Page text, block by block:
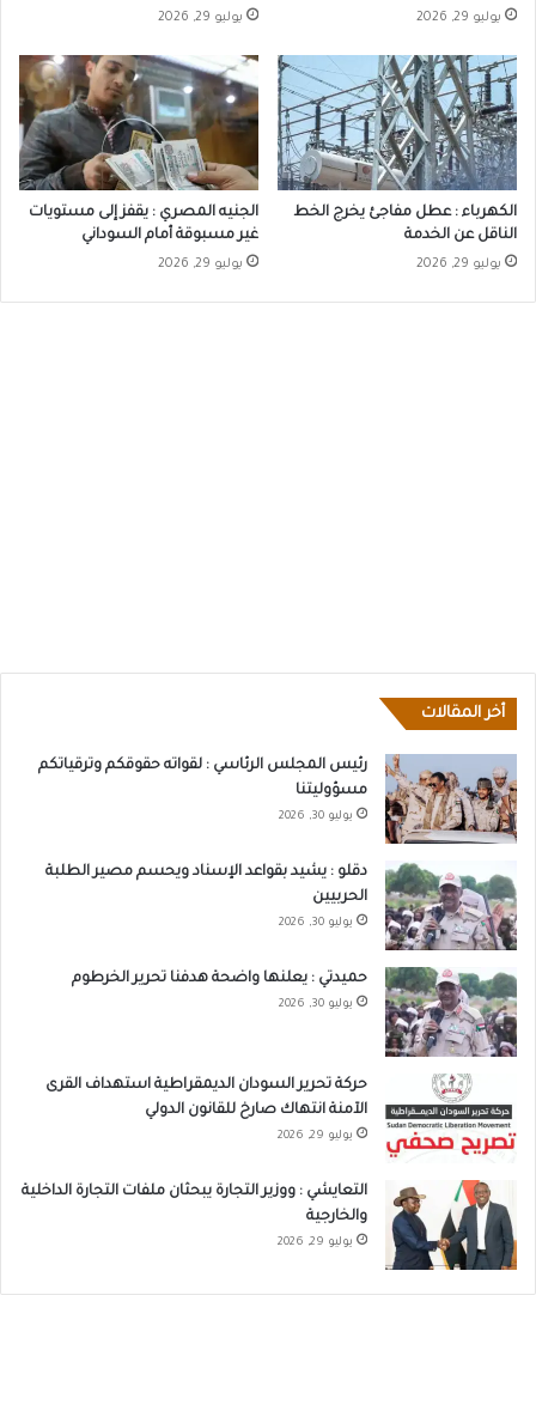
يوليو 29, 2026 يوليو 29, 2026
الكهرباء : عطل مفاجئ يخرج الخط
الناقل عن الخدمة
يوليو 29, 2026
الجنيه المصري : يقفز إلى مستويات
غير مسبوقة أمام السوداني
يوليو 29, 2026
أخر المقالات
رئيس المجلس الرئاسي : لقواته حقوقكم وترقياتكم
مسؤوليتنا
يوليو 30, 2026
دقلو : يشيد بقواعد الإسناد ويحسم مصير الطلبة
الحربيين
يوليو 30, 2026
حميدتي : يعلنها واضحة هدفنا تحرير الخرطوم
يوليو 30, 2026
حركة تحرير السودان الديمقراطية استهداف القرى
الآمنة انتهاك صارخ للقانون الدولي
يوليو 29, 2026
التعايشي : ووزير التجارة يبحثان ملفات التجارة الداخلية
والخارجية
يوليو 29, 2026